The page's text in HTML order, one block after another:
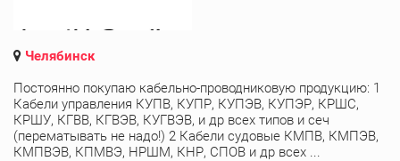
Челябинск
Постоянно покупаю кабельно-проводниковую продукцию: 1
Кабели управления КУПВ, КУПР, КУПЭВ, КУПЭР, КРШС,
КРШУ, КГВВ, КГВЭВ, КУГВЭВ, и др всех типов и сеч
(перематывать не надо!) 2 Кабели судовые КМПВ, КМПЭВ,
КМПВЭВ, КПМВЭ, НРШМ, КНР, СПОВ и др всех ...